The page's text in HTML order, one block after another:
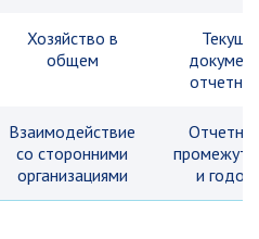
Хозяйство в
общем
Взаимодействие
со сторонними
организациями
и